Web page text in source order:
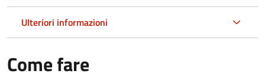
Ulteriori informazioni
Come fare